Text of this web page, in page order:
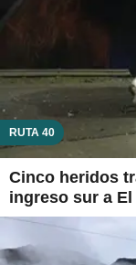
RUTA 40
Cinco heridos
ingreso sur a